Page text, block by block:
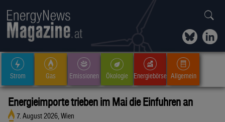
Strom Gas Emissionen Ökologie Energiebörse Allgemein
Energieimporte trieben im Mai die Einfuhren an
7. August 2026, Wien